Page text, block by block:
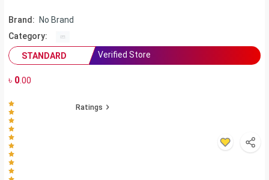
Brand:
No Brand
Category:
STANDARD
Verified Store
৳ 0.00
Ratings